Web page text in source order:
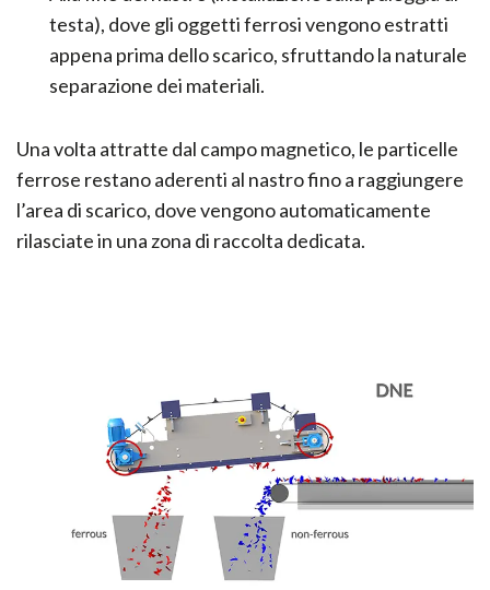
testa), dove gli oggetti ferrosi vengono estratti
appena prima dello scarico, sfruttando la naturale
separazione dei materiali.
Una volta attratte dal campo magnetico, le particelle
ferrose restano aderenti al nastro fino a raggiungere
l’area di scarico, dove vengono automaticamente
rilasciate in una zona di raccolta dedicata.